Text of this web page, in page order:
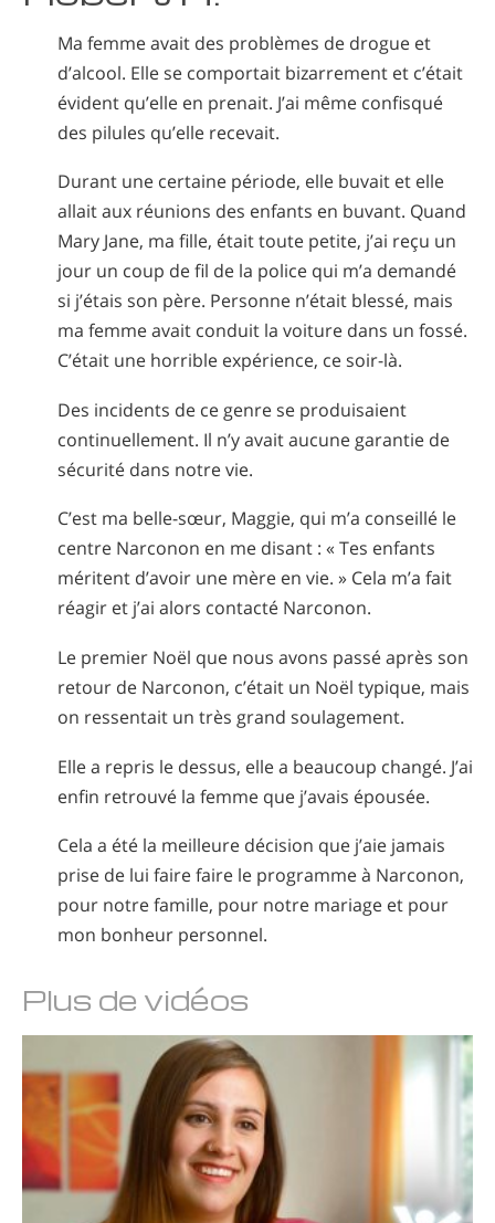
Ma femme avait des problèmes de drogue et
d’alcool. Elle se comportait bizarrement et c’était
évident qu’elle en prenait. J’ai même confisqué
des pilules qu’elle recevait.
Durant une certaine période, elle buvait et elle
allait aux réunions des enfants en buvant. Quand
Mary Jane, ma fille, était toute petite, j’ai reçu un
jour un coup de fil de la police qui m’a demandé
si j’étais son père. Personne n’était blessé, mais
ma femme avait conduit la voiture dans un fossé.
C’était une horrible expérience, ce soir-là.
Des incidents de ce genre se produisaient
continuellement. Il n’y avait aucune garantie de
sécurité dans notre vie.
C’est ma belle-sœur, Maggie, qui m’a conseillé le
centre Narconon en me disant : « Tes enfants
méritent d’avoir une mère en vie. » Cela m’a fait
réagir et j’ai alors contacté Narconon.
Le premier Noël que nous avons passé après son
retour de Narconon, c’était un Noël typique, mais
on ressentait un très grand soulagement.
Elle a repris le dessus, elle a beaucoup changé. J’ai
enfin retrouvé la femme que j’avais épousée.
Cela a été la meilleure décision que j’aie jamais
prise de lui faire faire le programme à Narconon,
pour notre famille, pour notre mariage et pour
mon bonheur personnel.
Plus de vidéos